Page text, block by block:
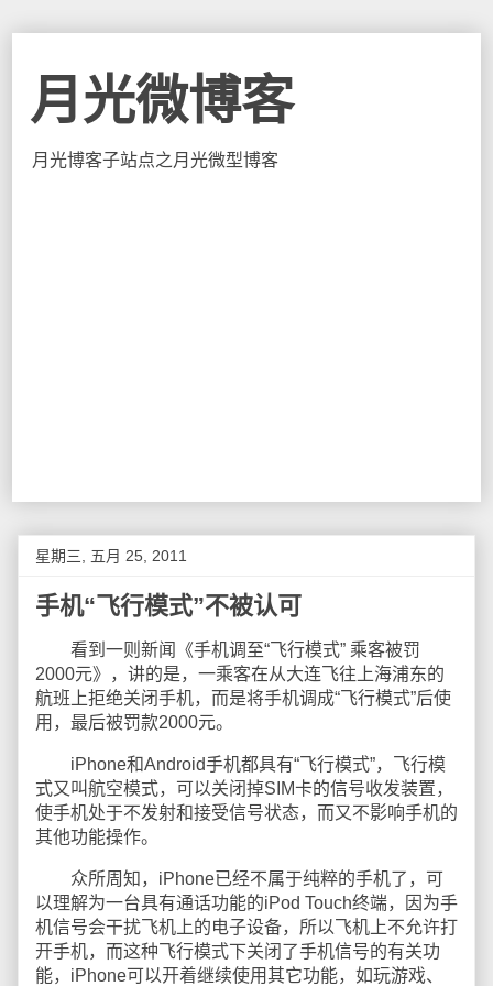
月光微博客
月光博客子站点之月光微型博客
星期三, 五月 25, 2011
手机“飞行模式”不被认可
看到一则新闻《手机调至“飞行模式” 乘客被罚
2000元》，讲的是，一乘客在从大连飞往上海浦东的
航班上拒绝关闭手机，而是将手机调成“飞行模式”后使
用，最后被罚款2000元。
iPhone和Android手机都具有“飞行模式”，飞行模
式又叫航空模式，可以关闭掉SIM卡的信号收发装置，
使手机处于不发射和接受信号状态，而又不影响手机的
其他功能操作。
众所周知，iPhone已经不属于纯粹的手机了，可
以理解为一台具有通话功能的iPod Touch终端，因为手
机信号会干扰飞机上的电子设备，所以飞机上不允许打
开手机，而这种飞行模式下关闭了手机信号的有关功
能，iPhone可以开着继续使用其它功能，如玩游戏、